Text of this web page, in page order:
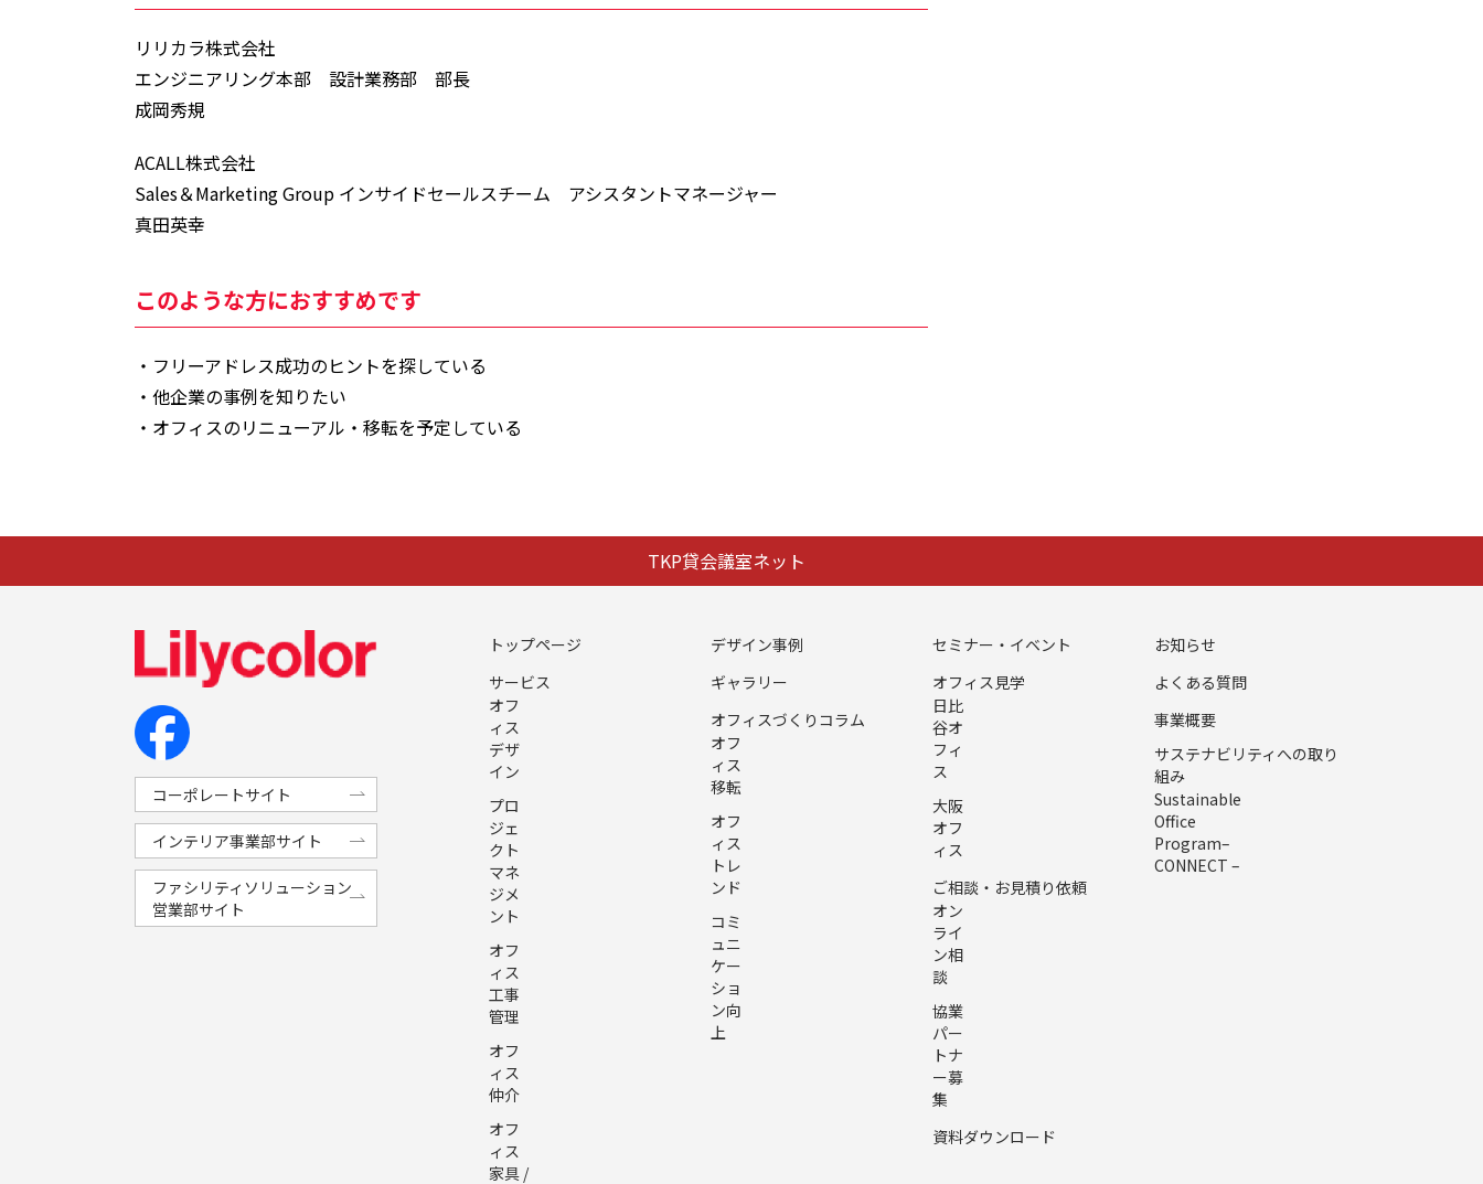
リリカラ株式会社
エンジニアリング本部 設計業務部 部長
成岡秀規
ACALL株式会社
Sales＆Marketing Group インサイドセールスチーム アシスタントマネージャー
真田英幸
このような方におすすめです
・フリーアドレス成功のヒントを探している
・他企業の事例を知りたい
・オフィスのリニューアル・移転を予定している
TKP貸会議室ネット
コーポレートサイト
インテリア事業部サイト
ファシリティソリューション
営業部サイト
トップページ
サービス
オフ
ィス
デザ
イン
プロ
ジェ
クト
マネ
ジメ
ント
オフ
ィス
工事
管理
オフ
ィス
仲介
オフ
ィス
家具 /
デザイン事例
ギャラリー
オフィスづくりコラム
オフ
ィス
移転
オフ
ィス
トレ
ンド
コミ
ュニ
ケー
ショ
ン向
上
セミナー・イベント
オフィス見学
日比
谷オ
フィ
ス
大阪
オフ
ィス
ご相談・お見積り依頼
オン
ライ
ン相
談
協業
パー
トナ
ー募
集
資料ダウンロード
お知らせ
よくある質問
事業概要
サステナビリティへの取り
組み
Sustainable
Office
Program–
CONNECT –